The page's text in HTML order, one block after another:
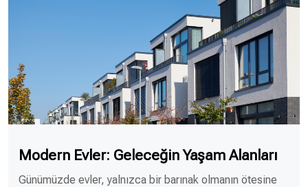
Modern Evler: Geleceğin Yaşam Alanları
Günümüzde evler, yalnızca bir barınak olmanın ötesine